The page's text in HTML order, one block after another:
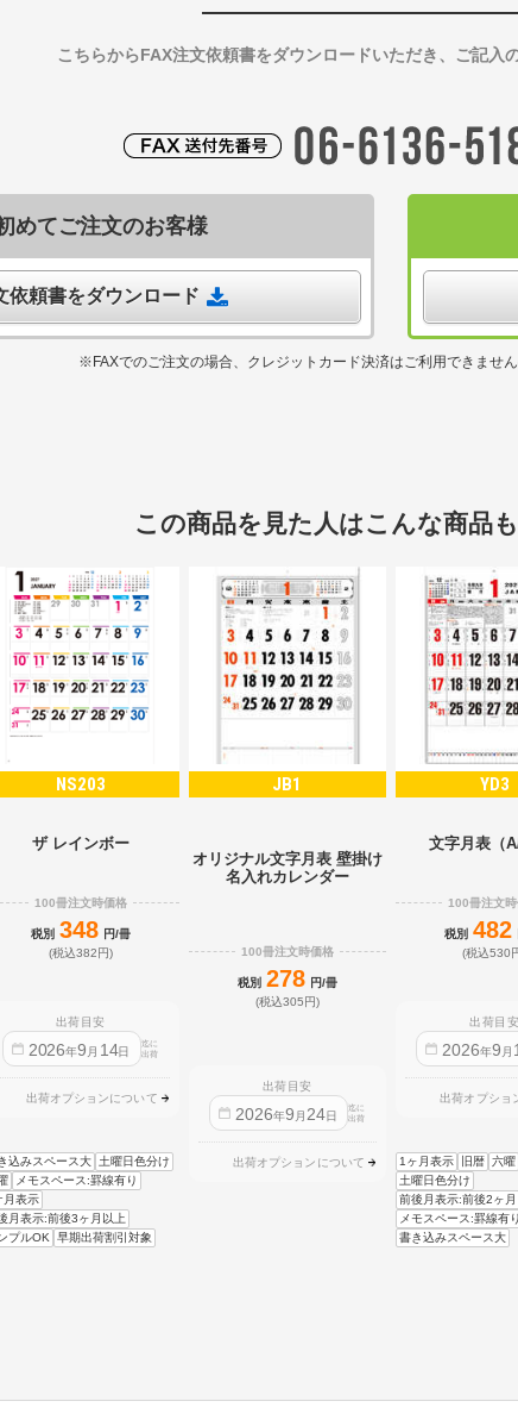
こちらからFAX注文依頼書をダウンロードいただき、ご記入
めてご注文のお客様
依頼書をダウンロード
※FAXでのご注文の場合、クレジットカード決済はご利用できません
この商品を見た人はこんな商品
NS203
ザ レインボー
100冊注文時価格
税別 348 円/冊
(税込382円)
出荷目安
2026年9 月 14日
迄に
出荷
出荷オプションについて
込みスペース大
土曜日色分け
メモスペース:罫線有り
月表示
月表示:前後3ヶ月以上
プルOK
早期出荷割引対象
JB1
オリジナル文字月表 壁掛け
名入れカレンダー
100冊注文時価格
税別 278 円/冊
(税込305円)
出荷目安
2026年9 月 24日
迄に
出荷
出荷オプションについて
YD3
文字月表（A/
100冊注文
税別 482
(税込530
出荷目安
2026年9 月
出荷オプショ
1ヶ月表示 旧暦 六曜
土曜日色分け
前後月表示:前後2ヶ月
メモスペース:罫線有り
書き込みスペース大